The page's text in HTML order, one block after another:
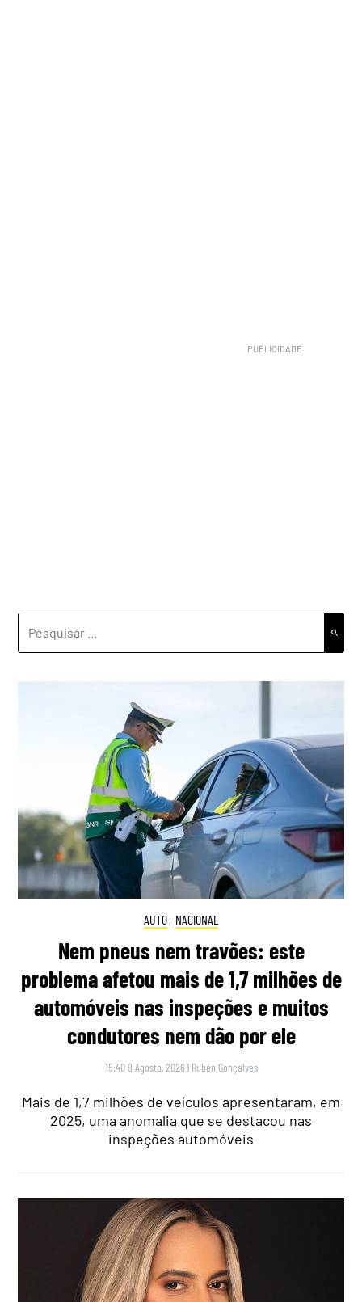
POR:
AUTO, NACIONAL
Nem pneus nem travões: este
problema afetou mais de 1,7 milhões de
automóveis nas inspeções e muitos
condutores nem dão por ele
15:40 9 Agosto, 2026 | Rubén Gonçalves
Mais de 1,7 milhões de veículos apresentaram, em
2025, uma anomalia que se destacou nas
inspeções automóveis